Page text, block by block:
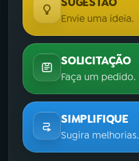
Envie uma ideia.
SOLICITAÇÃO
Faça um pedido.
SIMPLIFIQUE
Sugira melhorias.